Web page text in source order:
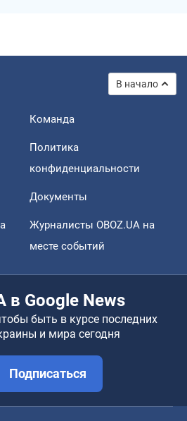
В начало
Команда
Политика
конфиденциальности
Документы
Журналисты OBOZ.UA на
месте событий
в Google News
быть в курсе последних
и мира сегодня
Подписаться